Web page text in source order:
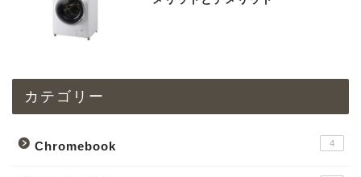
カテゴリー
Chromebook 4